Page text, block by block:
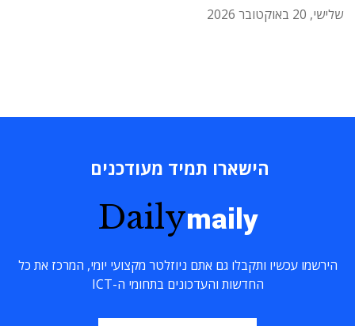
שלישי, 20 באוקטובר 2026
הישארו תמיד מעודכנים
Dailymaily
הירשמו עכשיו ותקבלו גם אתם ניוזלטר מקצועי יומי, המרכז את כל
החדשות והעדכונים בתחומי ה-ICT